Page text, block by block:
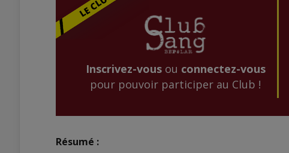
Inscrivez-vousou connectez-vous
pour pouvoir participer au Club !
Résumé :